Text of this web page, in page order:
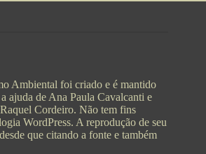
Ambiental foi criado e é mantido
ajuda de Ana Paula Cavalcanti e
Cordeiro. Não tem fins
WordPress. A reprodução de seu
que citando a fonte e também